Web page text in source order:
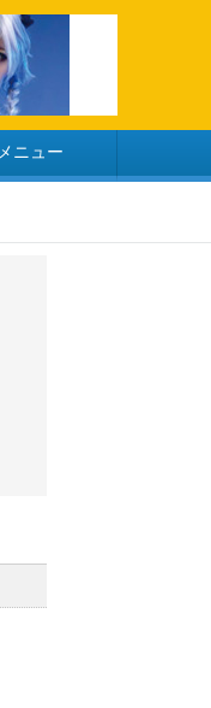
メニュー